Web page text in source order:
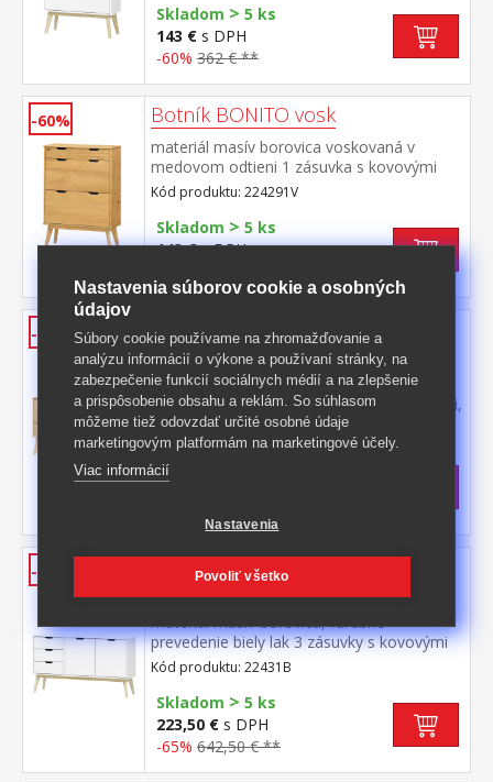
Skladom > 5 ks
143 € s DPH
-60% 362 € **
-60% Botník BONITO vosk
materiál masív borovica voskovaná v
medovom odtieni 1 zásuvka s kovovými
pojazdmi, 2 dvojradové výklopy
Kód produktu: 224291V
Skladom > 5 ks
143 €s DPH
-62%
Komoda 2 dvere + 3 zásuvky
BONITO lak
materiál masív borovica, lakované
prevedenie 3 zásuvky s kovovými pojazdmi,
2 dvierka, 1 polica
Kód produktu: 22431
Skladom
223,50 €
-65%
Komoda 2 dvere + 3 zásuvky
BONITO biely lak
materiál masív borovica, farebné
prevedenie biely lak 3 zásuvky s kovovými
pojazdmi, 2 dvierka, 1 polica
Kód produktu: 22431B
Skladom > 5 ks
223,50 € s DPH
-65% 642,50 € **
Nastavenia súborov cookie a osobných
údajov
Súbory cookie používame na zhromažďovanie a
analýzu informácií o výkone a používaní stránky, na
zabezpečenie funkcií sociálnych médií a na zlepšenie
a prispôsobenie obsahu a reklám. So súhlasom
môžeme tiež odovzdať určité osobné údaje
marketingovým platformám na marketingové účely.
Viac informácií
Nastavenia
Povoliť všetko